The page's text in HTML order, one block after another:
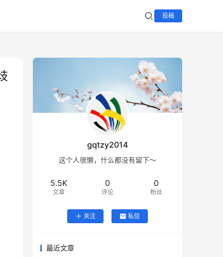
投稿
gqtzy2014
这个人很懒，什么都没有留下～
5.5K
文章
0
评论
0
粉丝
关注 私信
最近文章